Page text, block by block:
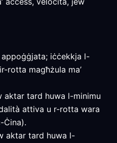
appoġġjata; iċċekkja l-
rotta magħżula ma’
aktar tard huwa l-minimu
attiva u r-rotta wara
Ċina).
aktar tard huwa l-